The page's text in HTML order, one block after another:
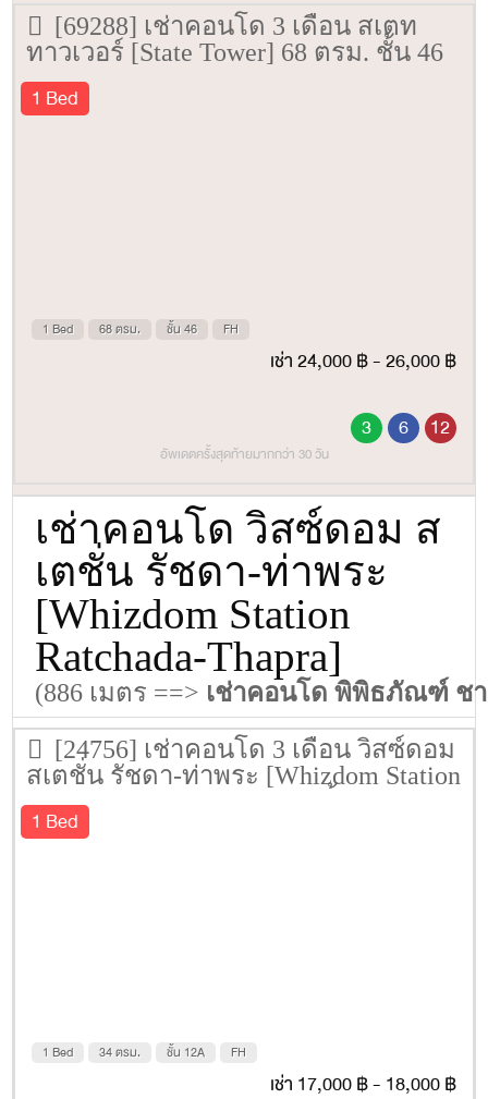
[69288] เช่าคอนโด 3 เดือน สเตท
ทาวเวอร์ [State Tower] 68 ตรม. ชั้น 46
1 Bed
1 Bed 68 ตรม. ชั้น 46 FH
เช่า 24,000 ฿ - 26,000 ฿
3 6 12
อัพเดตครั้งสุดท้ายมากกว่า 30 วัน
เช่าคอนโด วิสซ์ดอม ส
เตชั่น รัชดา-ท่าพระ
[Whizdom Station
Ratchada-Thapra]
(886 เมตร ==> เช่าคอนโด พิพิธภัณฑ์ ชา
[24756] เช่าคอนโด 3 เดือน วิสซ์ดอม
สเตชั่น รัชดา-ท่าพระ [Whizdom Station
Ratchada-Thapra] 34 ตรม. ชั้น 12A
1 Bed
1 Bed 34 ตรม. ชั้น 12A FH
เช่า 17,000 ฿ - 18,000 ฿